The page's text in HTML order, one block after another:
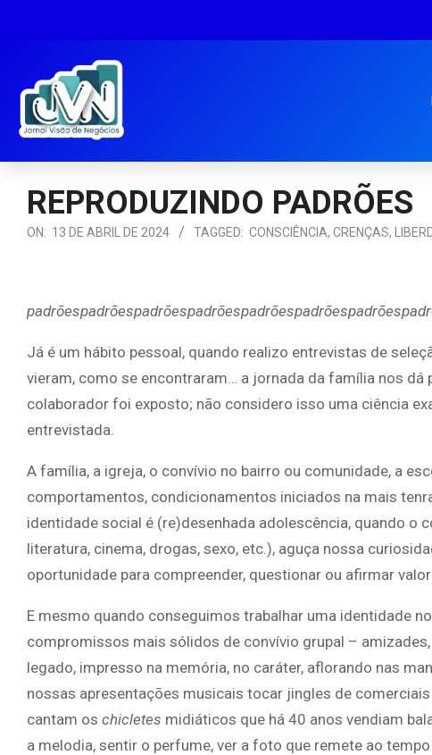
REPRODUZINDO PADRÕES
ON: 13 DE ABRIL DE 2024 TAGGED: CONSCIÊNCIA, CRENÇAS,
Já é um hábito pessoal, quando realizo entrevistas de
vieram, como se encontraram… a jornada da família nos
colaborador foi exposto; não considero isso uma ciência
entrevistada.
A família, a igreja, o convívio no bairro ou comunidade, a
comportamentos, condicionamentos iniciados na mais
identidade social é (re)desenhada adolescência, quando
literatura, cinema, drogas, sexo, etc.), aguça nossa
oportunidade para compreender, questionar ou afirmar
E mesmo quando conseguimos trabalhar uma identidade
compromissos mais sólidos de convívio grupal –
legado, impresso na memória, no caráter, aflorando nas
nossas apresentações musicais tocar jingles de
cantam os chicletes midiáticos que há 40 anos vendiam
a melodia, sentir o perfume, ver a foto que remete ao